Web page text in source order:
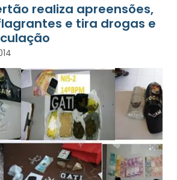
realiza apreensões,
e tira drogas e